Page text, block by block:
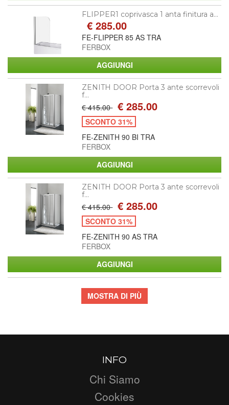
FLIPPER1 coprivasca 1 anta finitura a...
€ 285.00
FE-FLIPPER 85 AS TRA
FERBOX
ZENITH DOOR Porta 3 ante scorrevoli
f...
€ 415.00 € 285.00
SCONTO 31%
FE-ZENITH 90 BI TRA
FERBOX
ZENITH DOOR Porta 3 ante scorrevoli
f...
€ 415.00 € 285.00
SCONTO 31%
FE-ZENITH 90 AS TRA
FERBOX
MOSTRA DI PIÙ
INFO
Chi Siamo
Cookies